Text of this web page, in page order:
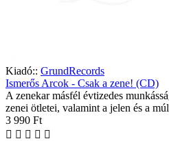
Kiadó:: GrundRecords
Ismerős Arcok - Csak a zene! (CD)
A zenekar másfél évtizedes
zenei ötletei, valamint a jelen és a
3 990 Ft